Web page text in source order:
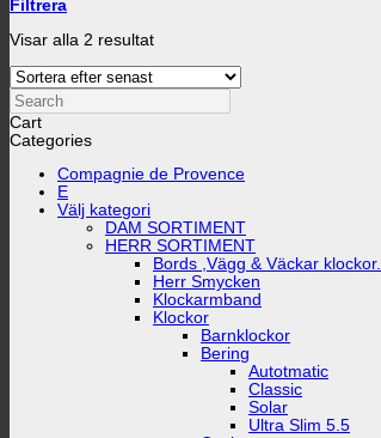
Filtrera
Visar alla 2 resultatSortera
Search
Cart
Categories
Compagnie de Provence
E
Välj kategori
DAM SORTIMENT
HERR SORTIMENT
Bords ,Vägg & Väckar klockor.
Herr Smycken
Klockarmband
Klockor
Barnklockor
Bering
Autotmatic
Classic
Solar
Ultra Slim 5.5